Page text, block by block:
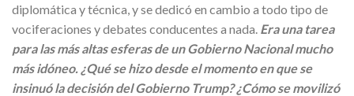
diplomática y técnica, y se dedicó en cambio a todo tipo de
vociferaciones y debates conducentes a nada. Era una tarea
para las más altas esferas de un Gobierno Nacional mucho
más idóneo. ¿Qué se hizo desde el momento en que se
insinuó la decisión del Gobierno Trump? ¿Cómo se movilizó